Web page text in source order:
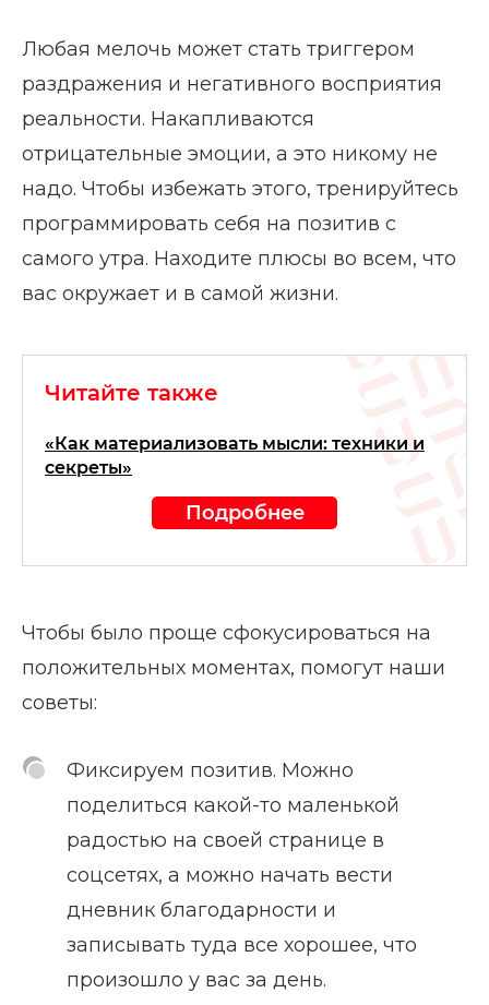
Любая мелочь может стать триггером
раздражения и негативного восприятия
реальности. Накапливаются
отрицательные эмоции, а это никому не
надо. Чтобы избежать этого, тренируйтесь
программировать себя на позитив с
самого утра. Находите плюсы во всем, что
вас окружает и в самой жизни.
Читайте также
«Как материализовать мысли: техники и
секреты»
Подробнее
Чтобы было проще сфокусироваться на
положительных моментах, помогут наши
советы:
Фиксируем позитив. Можно
поделиться какой-то маленькой
радостью на своей странице в
соцсетях, а можно начать вести
дневник благодарности и
записывать туда все хорошее, что
произошло у вас за день.